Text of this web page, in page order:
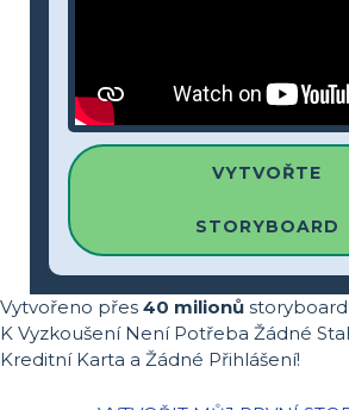
VYTVOŘTE
STORYBOARD
Vytvořeno přes 40 milionů
K Vyzkoušení Není Potřeba Žádné
Kreditní Karta a Žádné Přihlášení!